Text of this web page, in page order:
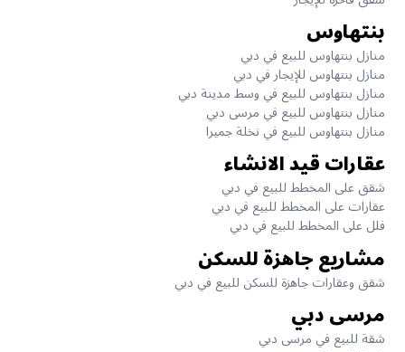
بنتهاوس
منازل بنتهاوس للبيع في دبي
منازل بنتهاوس للإيجار في دبي
منازل بنتهاوس للبيع في وسط مدينة دبي
منازل بنتهاوس للبيع في مرسى دبي
منازل بنتهاوس للبيع في نخلة جميرا
عقارات قيد الانشاء
شقق على المخطط للبيع في دبي
عقارات على المخطط للبيع في دبي
فلل على المخطط للبيع في دبي
مشاريع جاهزة للسكن
شقق وعقارات جاهزة للسكن للبيع في دبي
مرسى دبي
شقة للبيع في مرسى دبي